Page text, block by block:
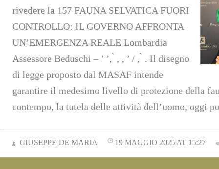
rivedere la 157 FAUNA SELVATICA FUORI
CONTROLLO: IL GOVERNO AFFRONTA
UN’EMERGENZA REALE Lombardia
Assessore Beduschi – ’ ’, ̀ , , ’ / , ̀ . Il disegno
di legge proposto dal MASAF intende
garantire il medesimo livello di protezione della
contempo, la tutela delle attività dell’uomo, oggi
GIUSEPPE DE MARIA 19 MAGGIO 2025 AT 15:27